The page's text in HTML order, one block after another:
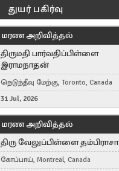
துயர் பகிர்வு
மரண அறிவித்தல்
திருமதி பார்வதிப்பிள்ளை
இராமநாதன்
நெடுந்தீவு மேற்கு, Toronto, Canada
31 Jul, 2026
மரண அறிவித்தல்
திரு வேலுப்பிள்ளை தம்பிராசா
கோப்பாய், Montreal, Canada